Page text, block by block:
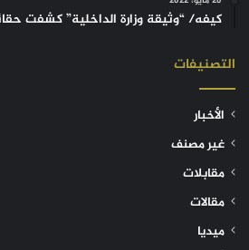
كيفه/ “وثيقة وزارة الداخلية” كشفت
التصنيفات
الأخبار
غير مصنف
مقابلات
مقالات
ميديا